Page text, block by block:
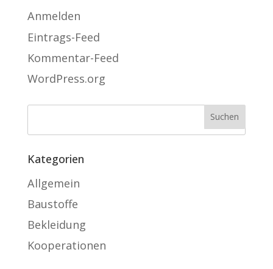
Anmelden
Eintrags-Feed
Kommentar-Feed
WordPress.org
Kategorien
Allgemein
Baustoffe
Bekleidung
Kooperationen